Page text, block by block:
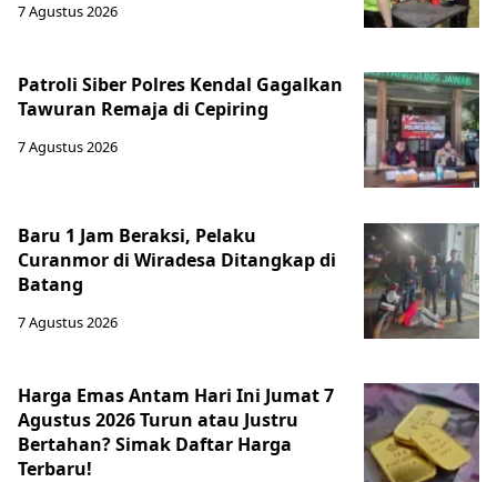
7 Agustus 2026
Patroli Siber Polres Kendal Gagalkan
Tawuran Remaja di Cepiring
7 Agustus 2026
Baru 1 Jam Beraksi, Pelaku
Curanmor di Wiradesa Ditangkap di
Batang
7 Agustus 2026
Harga Emas Antam Hari Ini Jumat 7
Agustus 2026 Turun atau Justru
Bertahan? Simak Daftar Harga
Terbaru!